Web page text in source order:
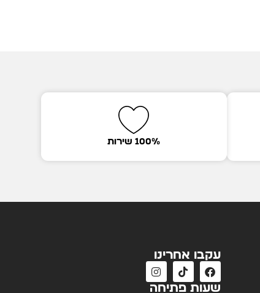
100% שירות
עקבו אחרינו
שעות פתיחה